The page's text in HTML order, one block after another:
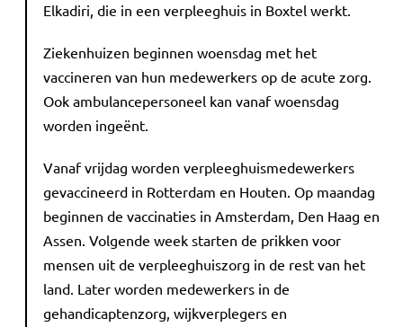
Elkadiri, die in een verpleeghuis in Boxtel werkt.
Ziekenhuizen beginnen woensdag met het
vaccineren van hun medewerkers op de acute zorg.
Ook ambulancepersoneel kan vanaf woensdag
worden ingeënt.
Vanaf vrijdag worden verpleeghuismedewerkers
gevaccineerd in Rotterdam en Houten. Op maandag
beginnen de vaccinaties in Amsterdam, Den Haag en
Assen. Volgende week starten de prikken voor
mensen uit de verpleeghuiszorg in de rest van het
land. Later worden medewerkers in de
gehandicaptenzorg, wijkverplegers en